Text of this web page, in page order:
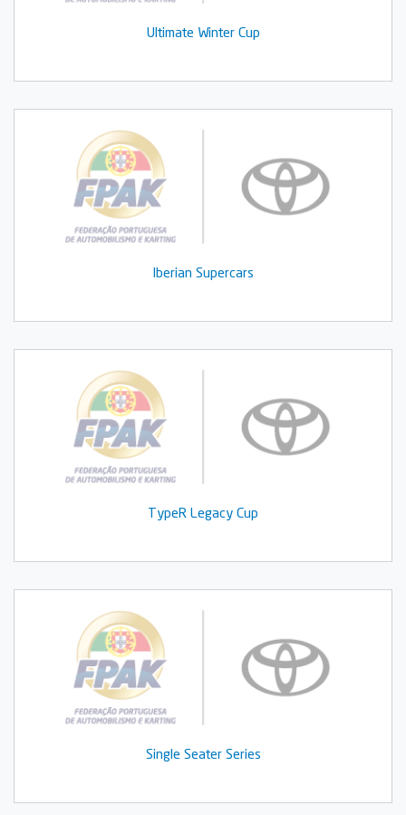
Ultimate Winter Cup
Iberian Supercars
TypeR Legacy Cup
Single Seater Series